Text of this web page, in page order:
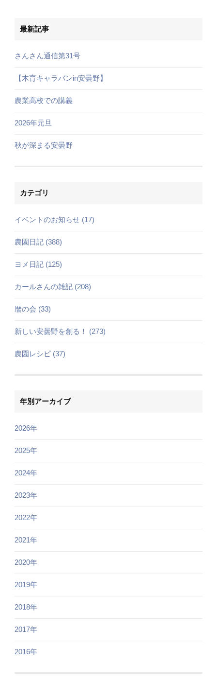
最新記事
さんさん通信第31号
【木育キャラバンin安曇野】
農業高校での講義
2026年元旦
秋が深まる安曇野
カテゴリ
イベントのお知らせ (17)
農園日記 (388)
ヨメ日記 (125)
カールさんの雑記 (208)
暦の会 (33)
新しい安曇野を創る！ (273)
農園レシピ (37)
年別アーカイブ
2026年
2025年
2024年
2023年
2022年
2021年
2020年
2019年
2018年
2017年
2016年